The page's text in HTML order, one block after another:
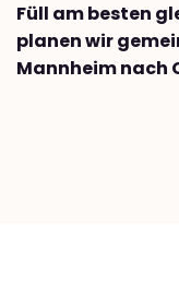
Füll am besten
planen wir
Mannheim nach